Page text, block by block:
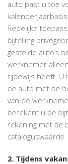
auto past u toe
Redelijke
bijtelling
gestelde auto’s
werknemer
rijbewijs heeft. U
de auto met de
van de
berekent u de
rekening met de
cataloguswaarde.
2. Tijdens